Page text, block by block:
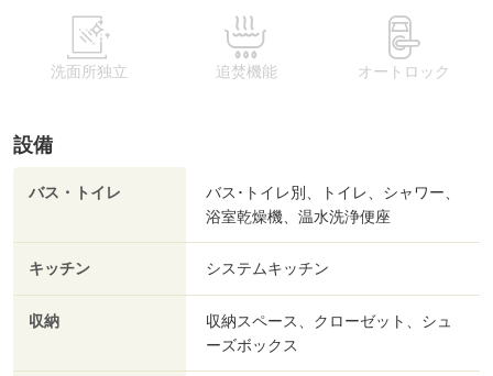
洗面所独立 追焚機能 オートロック
設備
バス・トイレ
バス･トイレ別、トイレ、シャワー、
浴室乾燥機、温水洗浄便座
キッチン システムキッチン
収納
収納スペース、クローゼット、シュ
ーズボックス